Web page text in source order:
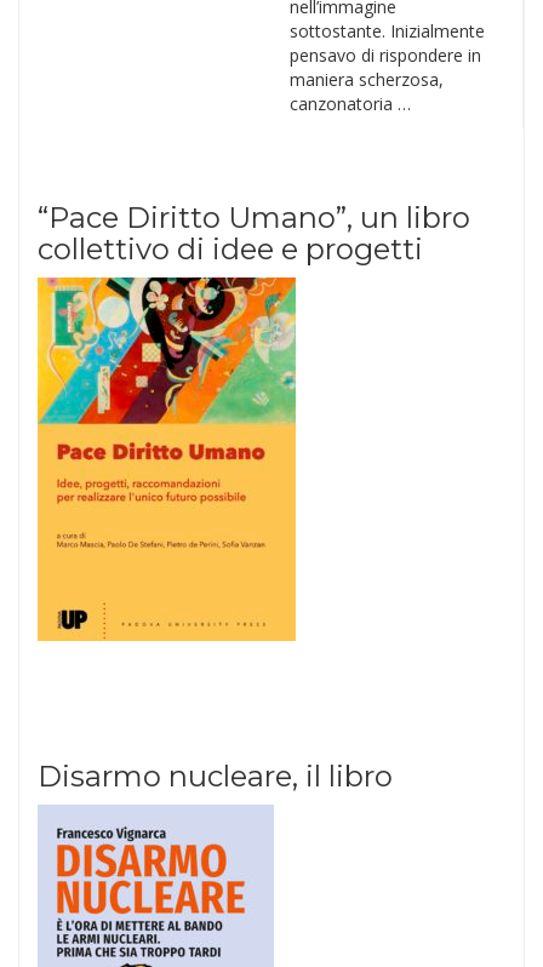
nell’immagine
sottostante. Inizialmente
pensavo di rispondere in
maniera scherzosa,
canzonatoria …
“Pace Diritto Umano”, un libro
collettivo di idee e progetti
Disarmo nucleare, il libro